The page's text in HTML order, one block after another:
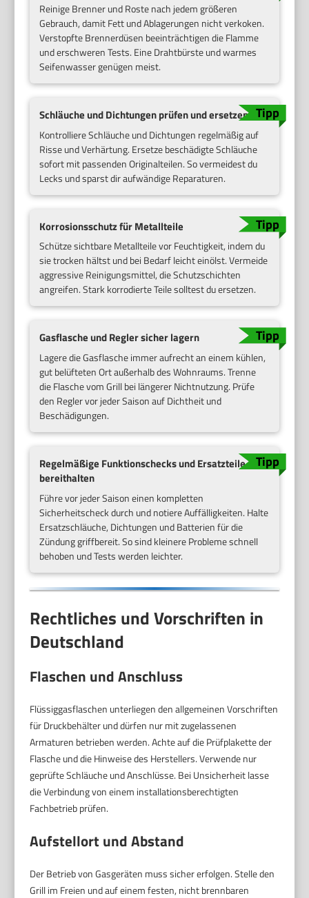
Reinige Brenner und Roste nach jedem größeren
Gebrauch, damit Fett und Ablagerungen nicht verkoken.
Verstopfte Brennerdüsen beeinträchtigen die Flamme
und erschweren Tests. Eine Drahtbürste und warmes
Seifenwasser genügen meist.
Schläuche und Dichtungen prüfen und ersetzen
Kontrolliere Schläuche und Dichtungen regelmäßig auf
Risse und Verhärtung. Ersetze beschädigte Schläuche
sofort mit passenden Originalteilen. So vermeidest du
Lecks und sparst dir aufwändige Reparaturen.
Korrosionsschutz für Metallteile
Schütze sichtbare Metallteile vor Feuchtigkeit, indem du
sie trocken hältst und bei Bedarf leicht einölst. Vermeide
aggressive Reinigungsmittel, die Schutzschichten
angreifen. Stark korrodierte Teile solltest du ersetzen.
Gasflasche und Regler sicher lagern
Lagere die Gasflasche immer aufrecht an einem kühlen,
gut belüfteten Ort außerhalb des Wohnraums. Trenne
die Flasche vom Grill bei längerer Nichtnutzung. Prüfe
den Regler vor jeder Saison auf Dichtheit und
Beschädigungen.
Regelmäßige Funktionschecks und Ersatzteile
bereithalten
Führe vor jeder Saison einen kompletten
Sicherheitscheck durch und notiere Auffälligkeiten. Halte
Ersatzschläuche, Dichtungen und Batterien für die
Zündung griffbereit. So sind kleinere Probleme schnell
behoben und Tests werden leichter.
Rechtliches und Vorschriften in
Deutschland
Flaschen und Anschluss
Flüssiggasflaschen unterliegen den allgemeinen Vorschriften
für Druckbehälter und dürfen nur mit zugelassenen
Armaturen betrieben werden. Achte auf die Prüfplakette der
Flasche und die Hinweise des Herstellers. Verwende nur
geprüfte Schläuche und Anschlüsse. Bei Unsicherheit lasse
die Verbindung von einem installationsberechtigten
Fachbetrieb prüfen.
Aufstellort und Abstand
Der Betrieb von Gasgeräten muss sicher erfolgen. Stelle den
Grill im Freien und auf einem festen, nicht brennbaren